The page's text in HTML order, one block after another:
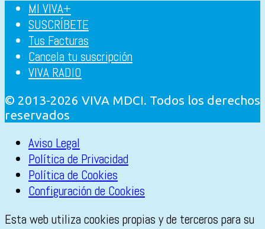
MI VIVA+
SUSCRÍBETE
Tus Facturas
Cancela tu suscripción
VIVA RADIO
© 2013-2026 VIVA MDCI. Todos los derechos
reservados
Aviso Legal
Política de Privacidad
Política de Cookies
Configuración de Cookies
Esta web utiliza cookies propias y de terceros para su